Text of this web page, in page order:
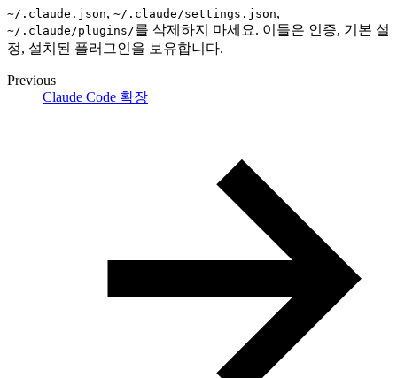
~/.claude.json, ~/.claude/settings.json,
~/.claude/plugins/를 삭제하지 마세요. 이들은 인증, 기본 설
정, 설치된 플러그인을 보유합니다.
Previous
Claude Code 확장